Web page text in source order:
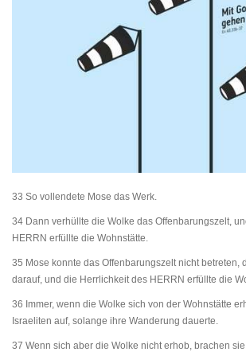
33 So vollendete Mose das Werk.
34 Dann verhüllte die Wolke das Offenbarungszelt,
HERRN erfüllte die Wohnstätte.
35 Mose konnte das Offenbarungszelt nicht betreten,
darauf, und die Herrlichkeit des HERRN erfüllte die
36 Immer, wenn die Wolke sich von der Wohnstätte
Israeliten auf, solange ihre Wanderung dauerte.
37 Wenn sich aber die Wolke nicht erhob, brachen